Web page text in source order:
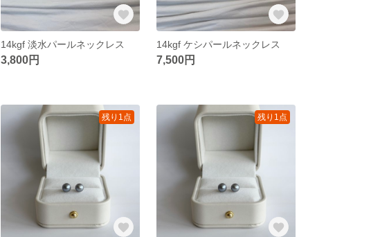
14kgf 淡水パールネックレス
3,800円
14kgf ケシパールネックレス
7,500円
残り1点 残り1点